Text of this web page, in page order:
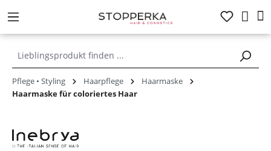
springen
Pflege • Styling Haarpflege
Haarmaske
Haarmaske für coloriertes Haar